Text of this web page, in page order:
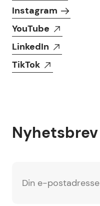
Instagram
YouTube
LinkedIn
TikTok
Nyhetsbrev
Din e-postadresse